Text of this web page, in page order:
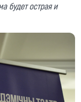
будет острая и